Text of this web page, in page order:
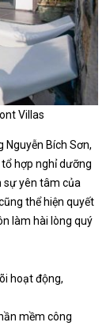
Villas
Nguyễn Bích Sơn,
hợp nghỉ dưỡng
sự yên tâm của
thể hiện quyết
làm hài lòng quý
hoạt động,
mềm công